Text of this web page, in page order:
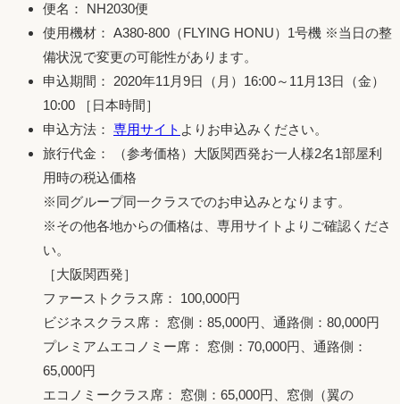
便名： NH2030便
使用機材： A380-800（FLYING HONU）1号機 ※当日の整
備状況で変更の可能性があります。
申込期間： 2020年11月9日（月）16:00～11月13日（金）
10:00 ［日本時間］
申込方法： 専用サイト よりお申込みください。
旅行代金： （参考価格）大阪関西発お一人様2名1部屋利
用時の税込価格
※同グループ同一クラスでのお申込みとなります。
※その他各地からの価格は、専用サイトよりご確認くださ
い。
［大阪関西発］
ファーストクラス席： 100,000円
ビジネスクラス席： 窓側：85,000円、通路側：80,000円
プレミアムエコノミー席： 窓側：70,000円、通路側：
65,000円
エコノミークラス席： 窓側：65,000円、窓側（翼の